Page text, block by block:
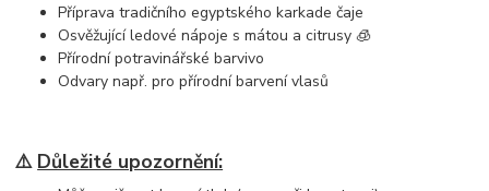
Příprava tradičního egyptského karkade čaje
Osvěžující ledové nápoje s mátou a citrusy 🧊
Přírodní potravinářské barvivo
Odvary např. pro přírodní barvení vlasů
⚠️ Důležité upozornění: